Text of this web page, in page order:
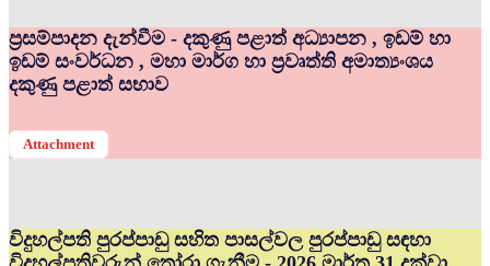
ප්‍රසම්පාදන දැන්වීම - දකුණු පළාත් අධ්‍යාපන , ඉඩම් හා
ඉඩම් සංවර්ධන , මහා මාර්ග හා ප්‍රවෘත්ති අමාත්‍යංශය
දකුණු පළාත් සභාව
Attachment
විදුහල්පති පුරප්පාඩු සහිත පාසල්වල පුරප්පාඩු සඳහා